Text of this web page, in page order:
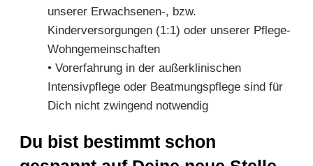
unserer Erwachsenen-, bzw.
Kinderversorgungen (1:1) oder unserer Pflege-
Wohngemeinschaften
• Vorerfahrung in der außerklinischen
Intensivpflege oder Beatmungspflege sind für
Dich nicht zwingend notwendig
Du bist bestimmt schon